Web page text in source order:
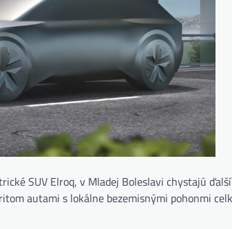
SUV Elroq, v Mladej Boleslavi chystajú
autami s lokálne bezemisnými pohonmi